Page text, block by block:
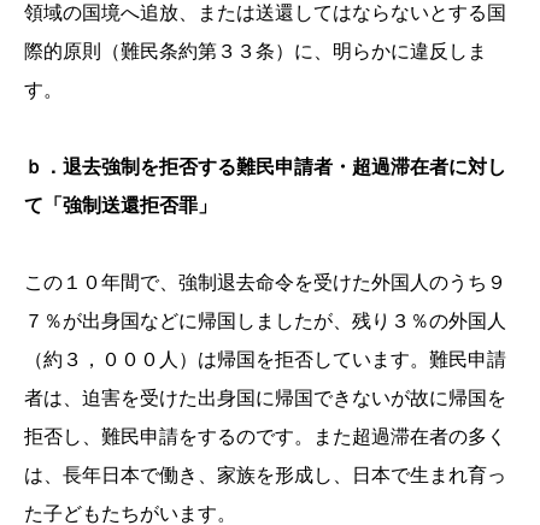
領域の国境へ追放、または送還してはならないとする国
際的原則（難民条約第３３条）に、明らかに違反しま
す。
ｂ．退去強制を拒否する難民申請者・超過滞在者に対し
て「強制送還拒否罪」
この１０年間で、強制退去命令を受けた外国人のうち９
７％が出身国などに帰国しましたが、残り３％の外国人
（約３，０００人）は帰国を拒否しています。難民申請
者は、迫害を受けた出身国に帰国できないが故に帰国を
拒否し、難民申請をするのです。また超過滞在者の多く
は、長年日本で働き、家族を形成し、日本で生まれ育っ
た子どもたちがいます。